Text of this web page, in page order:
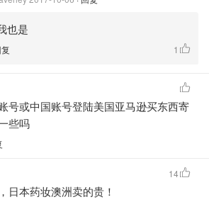
也是
复 1
号或中国账号登陆美国亚马逊买东西寄
些吗
日本药妆澳洲卖的贵！
14